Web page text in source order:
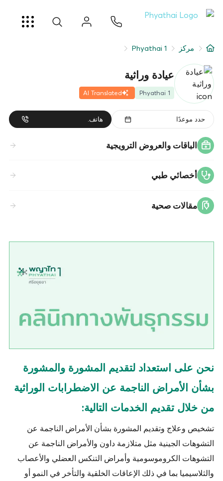
عن
فرع المستشفى
مركز Phyathai 1
عيادة وراثية
Phyathai 1
AI Translated
حدد موعدًا هاتف.
الباقات والعروض الترويجية
أخصائي طبي
مقالات صحية
نحن على استعداد لتقديم المشورة والمشورة
بشأن الأمراض الناجمة عن الاضطرابات الوراثية
من خلال تقديم الخدمات التالية:
تشخيص وعلاج وتقديم المشورة بشأن الأمراض الناجمة عن
التشوهات الجينية مثل متلازمة داون والأمراض الناجمة عن
التشوهات الكروموسومية وأمراض التنكس العضلي والأعصاب
والثلاسيميا بما في ذلك الإعاقات الخلقية والتأخر في النمو أو